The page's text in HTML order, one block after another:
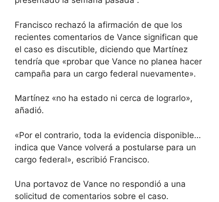
Francisco rechazó la afirmación de que los
recientes comentarios de Vance significan que
el caso es discutible, diciendo que Martínez
tendría que «probar que Vance no planea hacer
campaña para un cargo federal nuevamente».
Martínez «no ha estado ni cerca de lograrlo»,
añadió.
«Por el contrario, toda la evidencia disponible…
indica que Vance volverá a postularse para un
cargo federal», escribió Francisco.
Una portavoz de Vance no respondió a una
solicitud de comentarios sobre el caso.